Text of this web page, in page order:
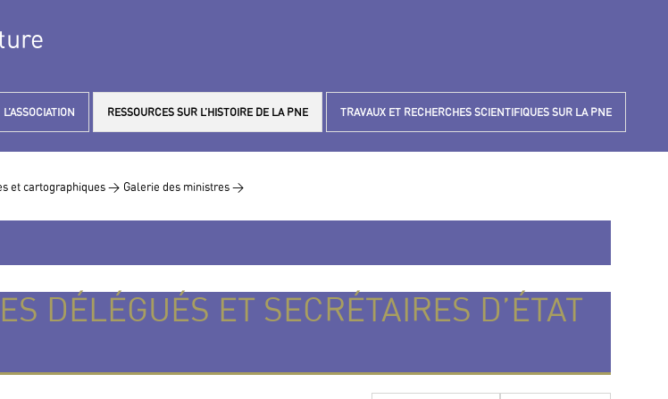
L’ASSOCIATION RESSOURCES SUR L’HISTOIRE DE LA PNE TRAVAUX ET RECHERCHES SCIENTIFIQUES SUR LA PNE
et cartographiques > Galerie des ministres >
DÉLÉGUÉS ET SECRÉTAIRES D’ÉTAT